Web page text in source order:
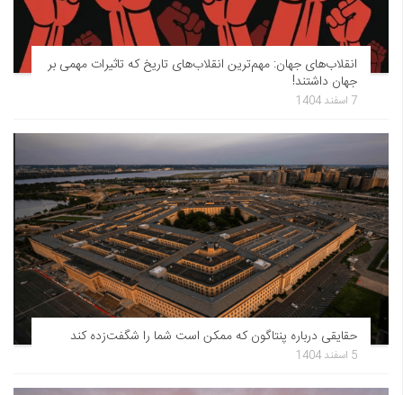
انقلاب‌های جهان: مهم‌ترین انقلاب‌های تاریخ که تاثیرات مهمی بر
جهان داشتند!
7 اسفند 1404
حقایقی درباره پنتاگون که ممکن است شما را شگفت‌زده کند
5 اسفند 1404